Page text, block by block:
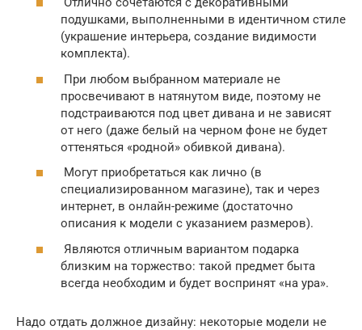
подушками, выполненными в идентичном стиле
(украшение интерьера, создание видимости
комплекта).
При любом выбранном материале не
просвечивают в натянутом виде, поэтому не
подстраиваются под цвет дивана и не зависят
от него (даже белый на черном фоне не будет
оттеняться «родной» обивкой дивана).
Могут приобретаться как лично (в
специализированном магазине), так и через
интернет, в онлайн-режиме (достаточно
описания к модели с указанием размеров).
Являются отличным вариантом подарка
близким на торжество: такой предмет быта
всегда необходим и будет воспринят «на ура».
Надо отдать должное дизайну: некоторые модели не